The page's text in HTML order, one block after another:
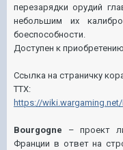
перезарядки орудий
небольшим их
боеспособности.
Доступен к
Ссылка на страничку
ТТХ:
https://
Bourgogne – проект
Франции в ответ на